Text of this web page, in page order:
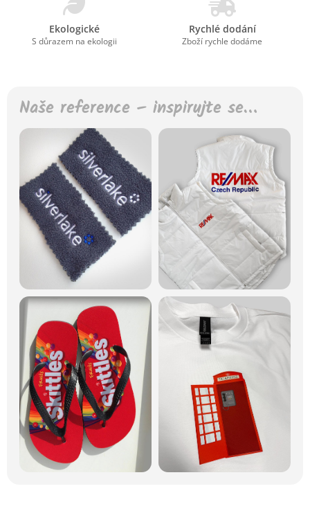
Ekologické
S důrazem na ekologii
Rychlé dodání
Zboží rychle dodáme
Naše reference – inspirujte se…